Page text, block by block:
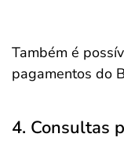
Também é
pagamentos do
4. Consultas